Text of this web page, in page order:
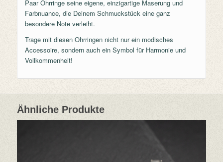
Paar Ohrringe seine eigene, einzigartige Maserung und
Farbnuance, die Deinem Schmuckstück eine ganz
besondere Note verleiht.
Trage mit diesen Ohrringen nicht nur ein modisches
Accessoire, sondern auch ein Symbol für Harmonie und
Vollkommenheit!
Ähnliche Produkte